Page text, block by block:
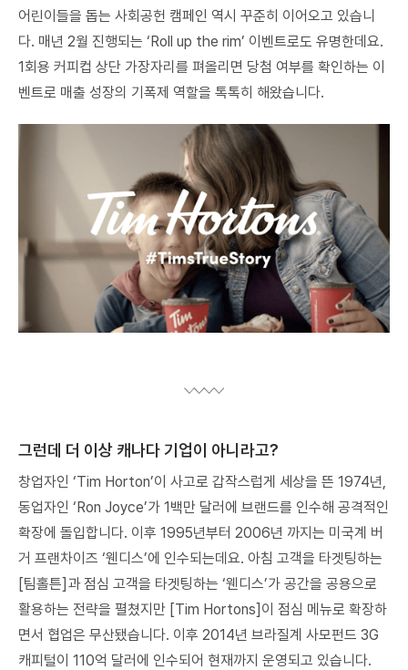
어린이들을 돕는 사회공헌 캠페인 역시 꾸준히 이어오고 있습니
다. 매년 2월 진행되는 ‘Roll up the rim’ 이벤트로도 유명한데요.
1회용 커피컵 상단 가장자리를 펴올리면 당첨 여부를 확인하는 이
벤트로 매출 성장의 기폭제 역할을 톡톡히 해왔습니다.
그런데 더 이상 캐나다 기업이 아니라고?
창업자인 ‘Tim Horton’이 사고로 갑작스럽게 세상을 뜬 1974년,
동업자인 ‘Ron Joyce’가 1백만 달러에 브랜드를 인수해 공격적인
확장에 돌입합니다. 이후 1995년부터 2006년 까지는 미국계 버
거 프랜차이즈 ‘웬디스’에 인수되는데요. 아침 고객을 타겟팅하는
[팀홀튼]과 점심 고객을 타겟팅하는 ‘웬디스’가 공간을 공용으로
활용하는 전략을 펼쳤지만 [Tim Hortons]이 점심 메뉴로 확장하
면서 협업은 무산됐습니다. 이후 2014년 브라질계 사모펀드 3G
캐피털이 110억 달러에 인수되어 현재까지 운영되고 있습니다.